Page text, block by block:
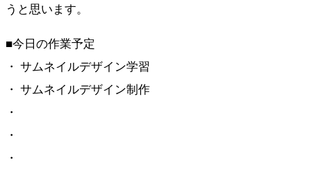
うと思います。
■今日の作業予定
・ サムネイルデザイン学習
・ サムネイルデザイン制作
・
・
・